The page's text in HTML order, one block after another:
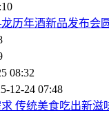
历年酒新品发布会
08:32
12-24 07:48
传统美食吃出新滋